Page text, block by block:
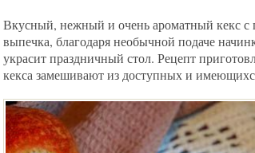
Вкусный, нежный и очень ароматный кекс
выпечка, благодаря необычной подаче
украсит праздничный стол. Рецепт
кекса замешивают из доступных и